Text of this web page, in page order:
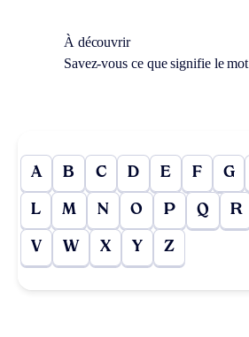
À découvrir
Savez-vous ce que signifie le mot
A B C D E F G
L M N O P Q R
V W X Y Z